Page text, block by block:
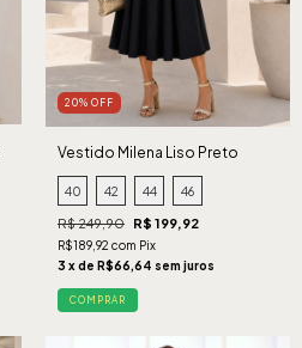
20% OFF
Vestido Milena Liso Preto
40 42 44 46
R$ 249,90 R$ 199,92
R$189,92 com Pix
3 x de R$66,64 sem juros
COMPRAR